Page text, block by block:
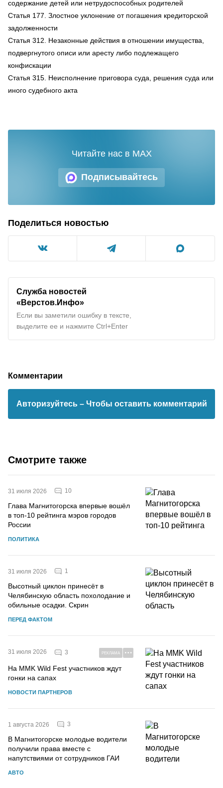
содержание детей или нетрудоспособных родителей
Статья 177. Злостное уклонение от погашения кредиторской
задолженности
Статья 312. Незаконные действия в отношении имущества,
подвергнутого описи или аресту либо подлежащего
конфискации
Статья 315. Неисполнение приговора суда, решения суда или
иного судебного акта
Подписывайтесь
Читайте нас в MAX
Поделиться новостью
Служба новостей
«Верстов.Инфо»
Если вы заметили ошибку в тексте,
выделите ее и нажмите Ctrl+Enter
Комментарии
Авторизуйтесь – Чтобы оставить комментарий
Смотрите также
31 июля 2026 10
Глава Магнитогорска впервые вошёл
в топ-10 рейтинга мэров городов
России
ПОЛИТИКА
31 июля 2026 1
Высотный циклон принесёт в
Челябинскую область похолодание и
обильные осадки. Скрин
ПЕРЕД ФАКТОМ
31 июля 2026 3 РЕКЛАМА
На MMK Wild Fest участников ждут
гонки на сапах
НОВОСТИ ПАРТНЕРОВ
1 августа 2026 3
В Магнитогорске молодые водители
получили права вместе с
напутствиями от сотрудников ГАИ
АВТО